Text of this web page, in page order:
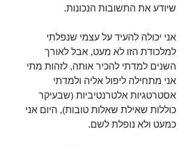
שיודע את התשובות הנכונות. ⁣
אני יכולה להעיד על עצמי שנפלתי
למלכודת הזו לא מעט, אבל לאורך
השנים למדתי להכיר אותה, לזהות מתי
אני מתחילה ליפול אליה ולמדתי
אסטרטגיות אלטרנטיביות (שבעיקר
כוללות שאילת שאלות טובות), היום אני
כמעט ולא נופלת לשם.⁣